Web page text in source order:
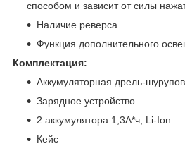
способом и зависит от силы
Наличие реверса
Функция дополнительного
Комплектация:
Аккумуляторная дрель-
Зарядное устройство
2 аккумулятора 1,3А*ч, Li-Ion
Кейс